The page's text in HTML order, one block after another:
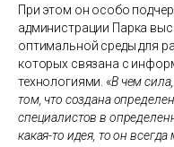
При этом он особо
администрации Парка
оптимальной среды для
которых связана с
технологиями. «В чем
том, что создана
специалистов в
какая-то идея, то он